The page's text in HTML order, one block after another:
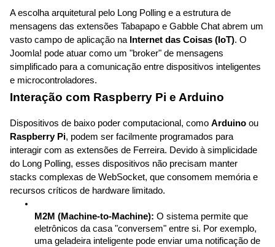
A escolha arquitetural pelo Long Polling e a estrutura de
mensagens das extensões Tabapapo e Gabble Chat abrem um
vasto campo de aplicação na Internet das Coisas (IoT). O
Joomla! pode atuar como um "broker" de mensagens
simplificado para a comunicação entre dispositivos inteligentes
e microcontroladores.
Interação com Raspberry Pi e Arduino
Dispositivos de baixo poder computacional, como Arduino
Raspberry Pi, podem ser facilmente programados para
interagir com as extensões de Ferreira. Devido à simplicidade
do Long Polling, esses dispositivos não precisam manter
stacks complexas de WebSocket, que consomem memória e
recursos críticos de hardware limitado.
M2M (Machine-to-Machine): O sistema permite que
eletrônicos da casa "conversem" entre si. Por exemplo,
uma geladeira inteligente pode enviar uma notificação de